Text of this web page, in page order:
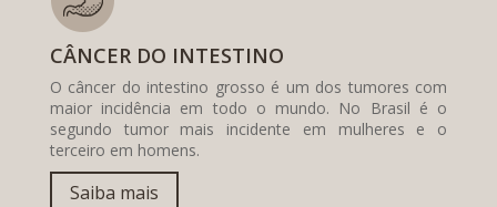
CÂNCER DO INTESTINO
O câncer do intestino grosso é um dos tumores com
maior incidência em todo o mundo. No Brasil é o
segundo tumor mais incidente em mulheres e o
terceiro em homens.
Saiba mais